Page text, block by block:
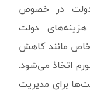
در خصوص
دولت
مانند کاهش
اتخاذ می‌شود.
برای مدیریت